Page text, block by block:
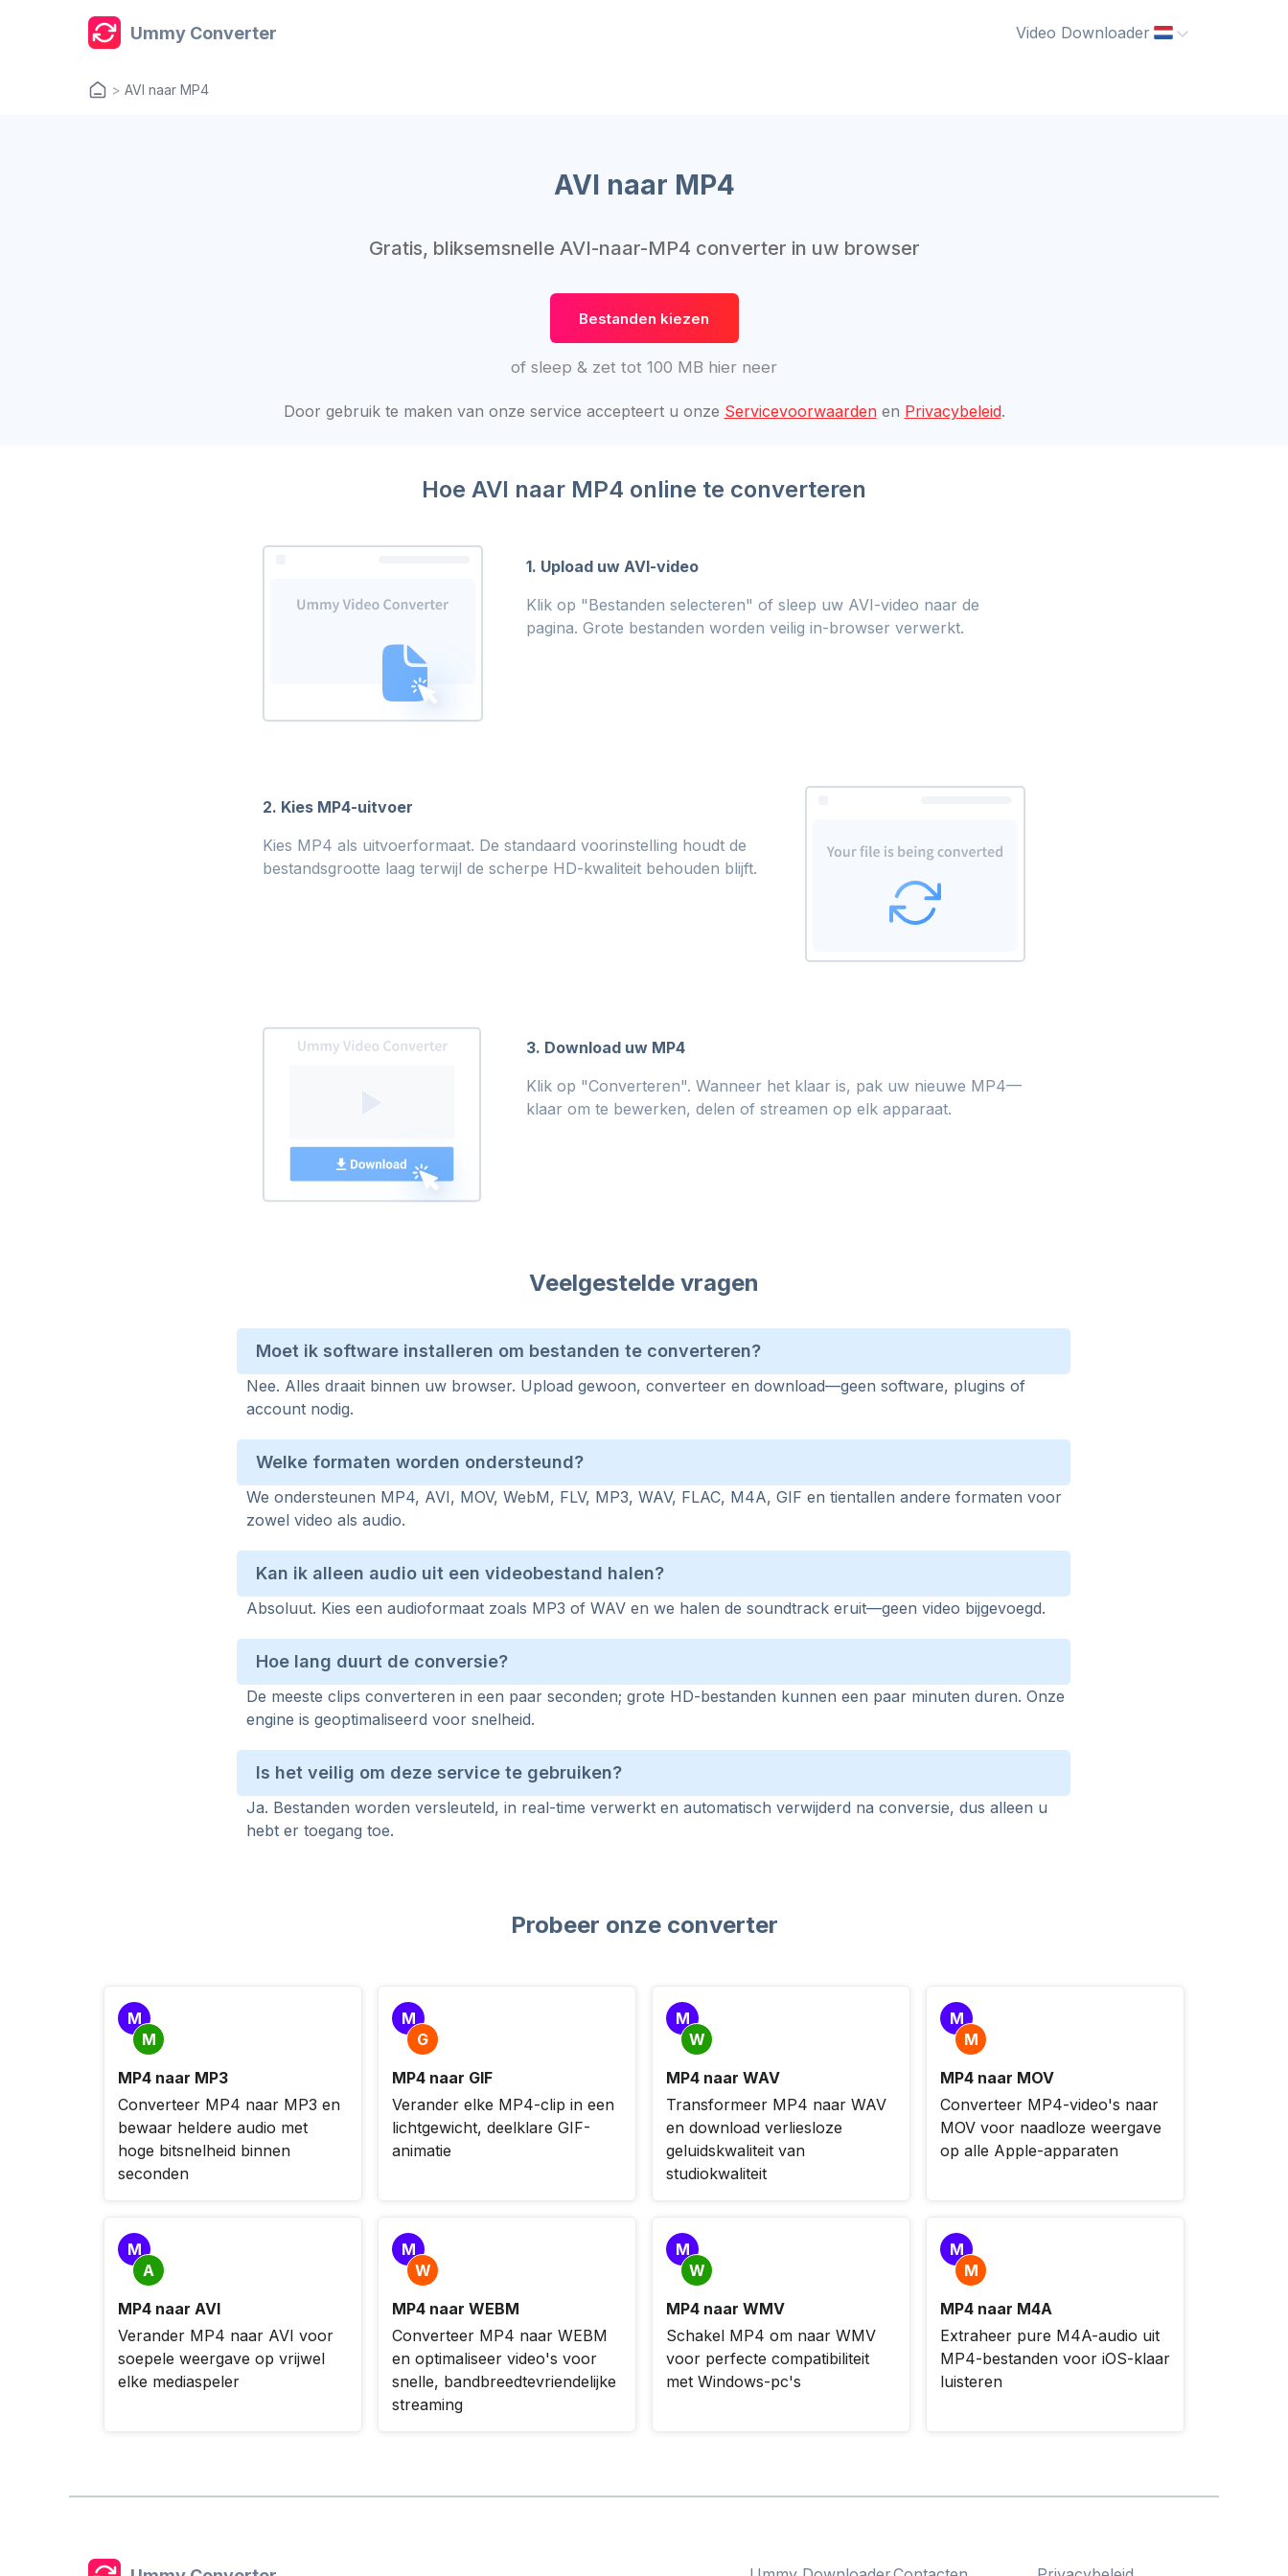
Ummy Converter Video Downloader
> AVI naar MP4
AVI naar MP4
Gratis, bliksemsnelle AVI-naar-MP4 converter in uw browser
Bestanden kiezen
of sleep & zet tot 100 MB hier neer
Door gebruik te maken van onze service accepteert u onze Servicevoorwaardenen Privacybeleid.
Hoe AVI naar MP4 online te converteren
1. Upload uw AVI-video
Klik op "Bestanden selecteren" of sleep uw AVI-video naar de
pagina. Grote bestanden worden veilig in-browser verwerkt.
2. Kies MP4-uitvoer
Kies MP4 als uitvoerformaat. De standaard voorinstelling houdt de
bestandsgrootte laag terwijl de scherpe HD-kwaliteit behouden blijft.
3. Download uw MP4
Klik op "Converteren". Wanneer het klaar is, pak uw nieuwe MP4—
klaar om te bewerken, delen of streamen op elk apparaat.
Veelgestelde vragen
Moet ik software installeren om bestanden te converteren?
Nee. Alles draait binnen uw browser. Upload gewoon, converteer en download—geen software, plugins of
account nodig.
Welke formaten worden ondersteund?
We ondersteunen MP4, AVI, MOV, WebM, FLV, MP3, WAV, FLAC, M4A, GIF en tientallen andere formaten voor
zowel video als audio.
Kan ik alleen audio uit een videobestand halen?
Absoluut. Kies een audioformaat zoals MP3 of WAV en we halen de soundtrack eruit—geen video bijgevoegd.
Hoe lang duurt de conversie?
De meeste clips converteren in een paar seconden; grote HD-bestanden kunnen een paar minuten duren. Onze
engine is geoptimaliseerd voor snelheid.
Is het veilig om deze service te gebruiken?
Ja. Bestanden worden versleuteld, in real-time verwerkt en automatisch verwijderd na conversie, dus alleen u
hebt er toegang toe.
Probeer onze converter
M
M
MP4 naar MP3
Converteer MP4 naar MP3 en
bewaar heldere audio met
hoge bitsnelheid binnen
seconden
M
G
MP4 naar GIF
Verander elke MP4-clip in een
lichtgewicht, deelklare GIF-
animatie
M
W
MP4 naar WAV
Transformeer MP4 naar WAV
en download verliesloze
geluidskwaliteit van
studiokwaliteit
M
M
MP4 naar MOV
Converteer MP4-video's naar
MOV voor naadloze weergave
op alle Apple-apparaten
M
A
MP4 naar AVI
Verander MP4 naar AVI voor
soepele weergave op vrijwel
elke mediaspeler
M
W
MP4 naar WEBM
Converteer MP4 naar WEBM
en optimaliseer video's voor
snelle, bandbreedtevriendelijke
streaming
M
W
MP4 naar WMV
Schakel MP4 om naar WMV
voor perfecte compatibiliteit
met Windows-pc's
M
M
MP4 naar M4A
Extraheer pure M4A-audio uit
MP4-bestanden voor iOS-klaar
luisteren